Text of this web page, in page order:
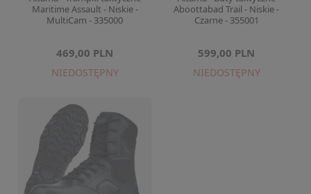
Maritime Assault - Niskie -
MultiCam - 335000
469,00 PLN
NIEDOSTĘPNY
Aboottabad Trail - Niskie -
Czarne - 355001
599,00 PLN
NIEDOSTĘPNY